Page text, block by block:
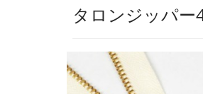
タロンジッパー